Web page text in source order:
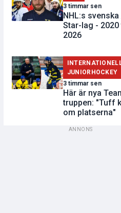
3 timmar sen
NHL:s svenska
Star-lag - 2020
2026
JUNIORHOCKEY
3 timmar sen
Här är nya
truppen: "Tuff
om platserna"
ANNONS